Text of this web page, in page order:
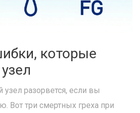
которые
разорвется, если вы
Вот три смертных греха при